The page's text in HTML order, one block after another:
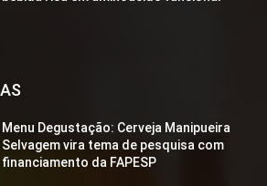
Menu Degustação: Cerveja Manipueira
Selvagem vira tema de pesquisa com
financiamento da FAPESP